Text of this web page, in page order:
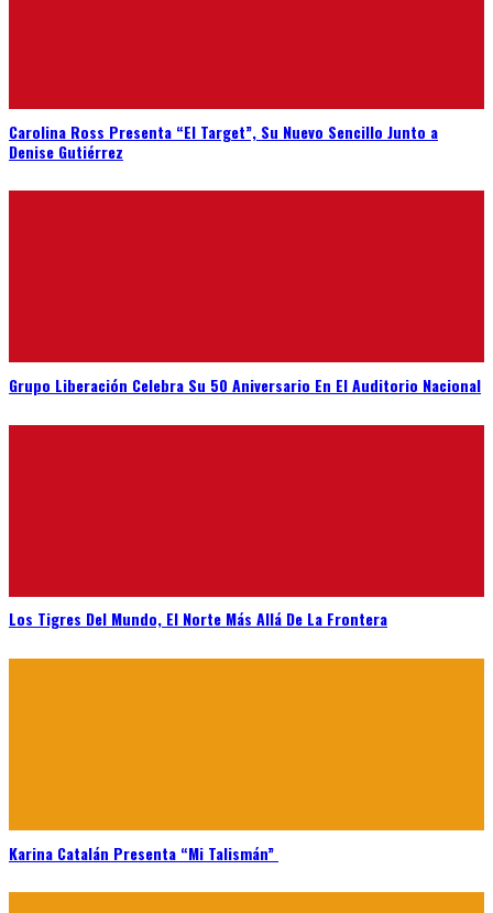
Carolina Ross Presenta “El Target”, Su Nuevo Sencillo Junto a
Denise Gutiérrez
Grupo Liberación Celebra Su 50 Aniversario En El Auditorio Nacional
Los Tigres Del Mundo, El Norte Más Allá De La Frontera
Karina Catalán Presenta “Mi Talismán”